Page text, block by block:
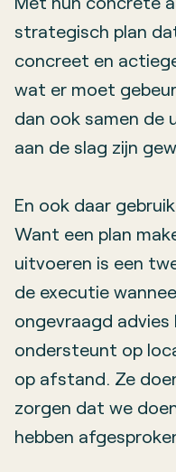
strategisch plan
concreet en
wat er moet
dan ook samen de
aan de slag zijn
En ook daar
Want een plan
uitvoeren is een
de executie
ongevraagd advies
ondersteunt op
op afstand. Ze
zorgen dat we
hebben